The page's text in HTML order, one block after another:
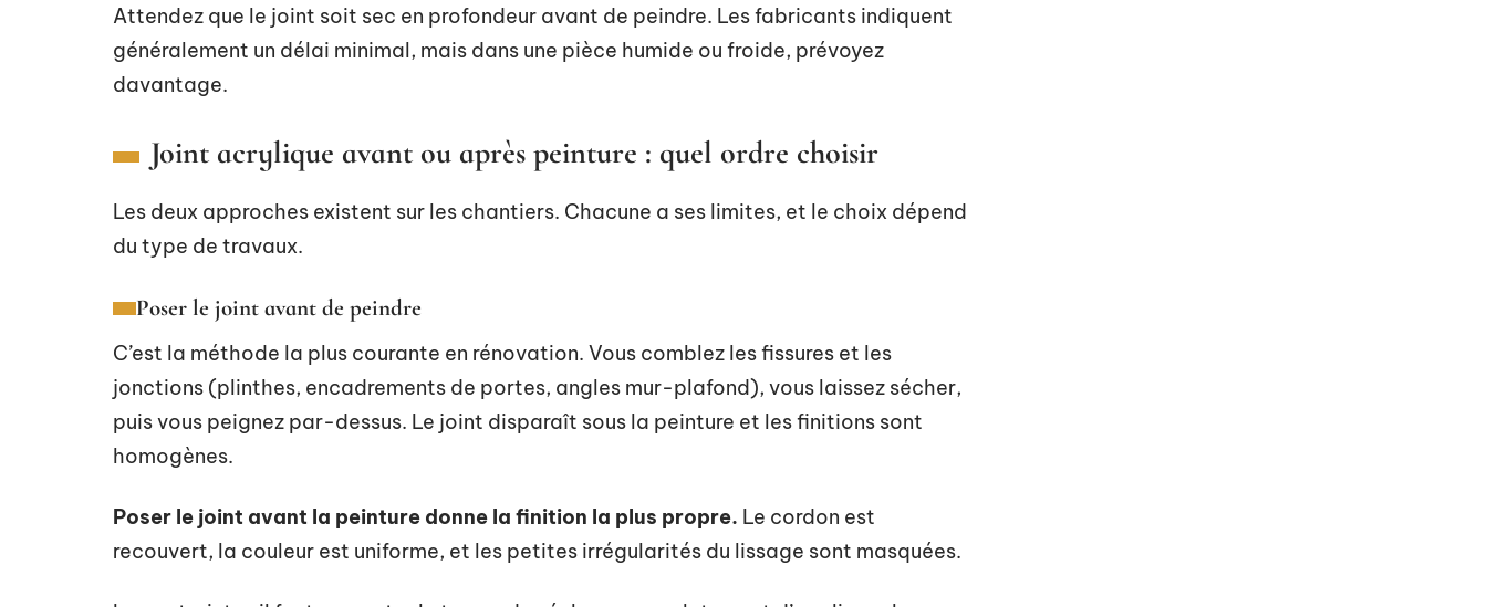
Attendez que le joint soit sec en profondeur avant de peindre. Les fabricants indiquent
généralement un délai minimal, mais dans une pièce humide ou froide, prévoyez
davantage.
Joint acrylique avant ou après peinture : quel ordre choisir
Les deux approches existent sur les chantiers. Chacune a ses limites, et le choix dépend
du type de travaux.
Poser le joint avant de peindre
C’est la méthode la plus courante en rénovation. Vous comblez les fissures et les
jonctions (plinthes, encadrements de portes, angles mur-plafond), vous laissez sécher,
puis vous peignez par-dessus. Le joint disparaît sous la peinture et les finitions sont
homogènes.
Poser le joint avant la peinture donne la finition la plus propre. Le cordon est
recouvert, la couleur est uniforme, et les petites irrégularités du lissage sont masquées.